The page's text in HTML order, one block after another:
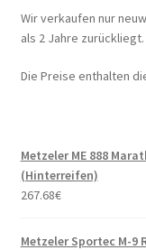
Wir verkaufen nur
als 2 Jahre zurückliegt.
Die Preise enthalten
Metzeler ME 888
(Hinterreifen)
267.68€
Metzeler Sportec M-9